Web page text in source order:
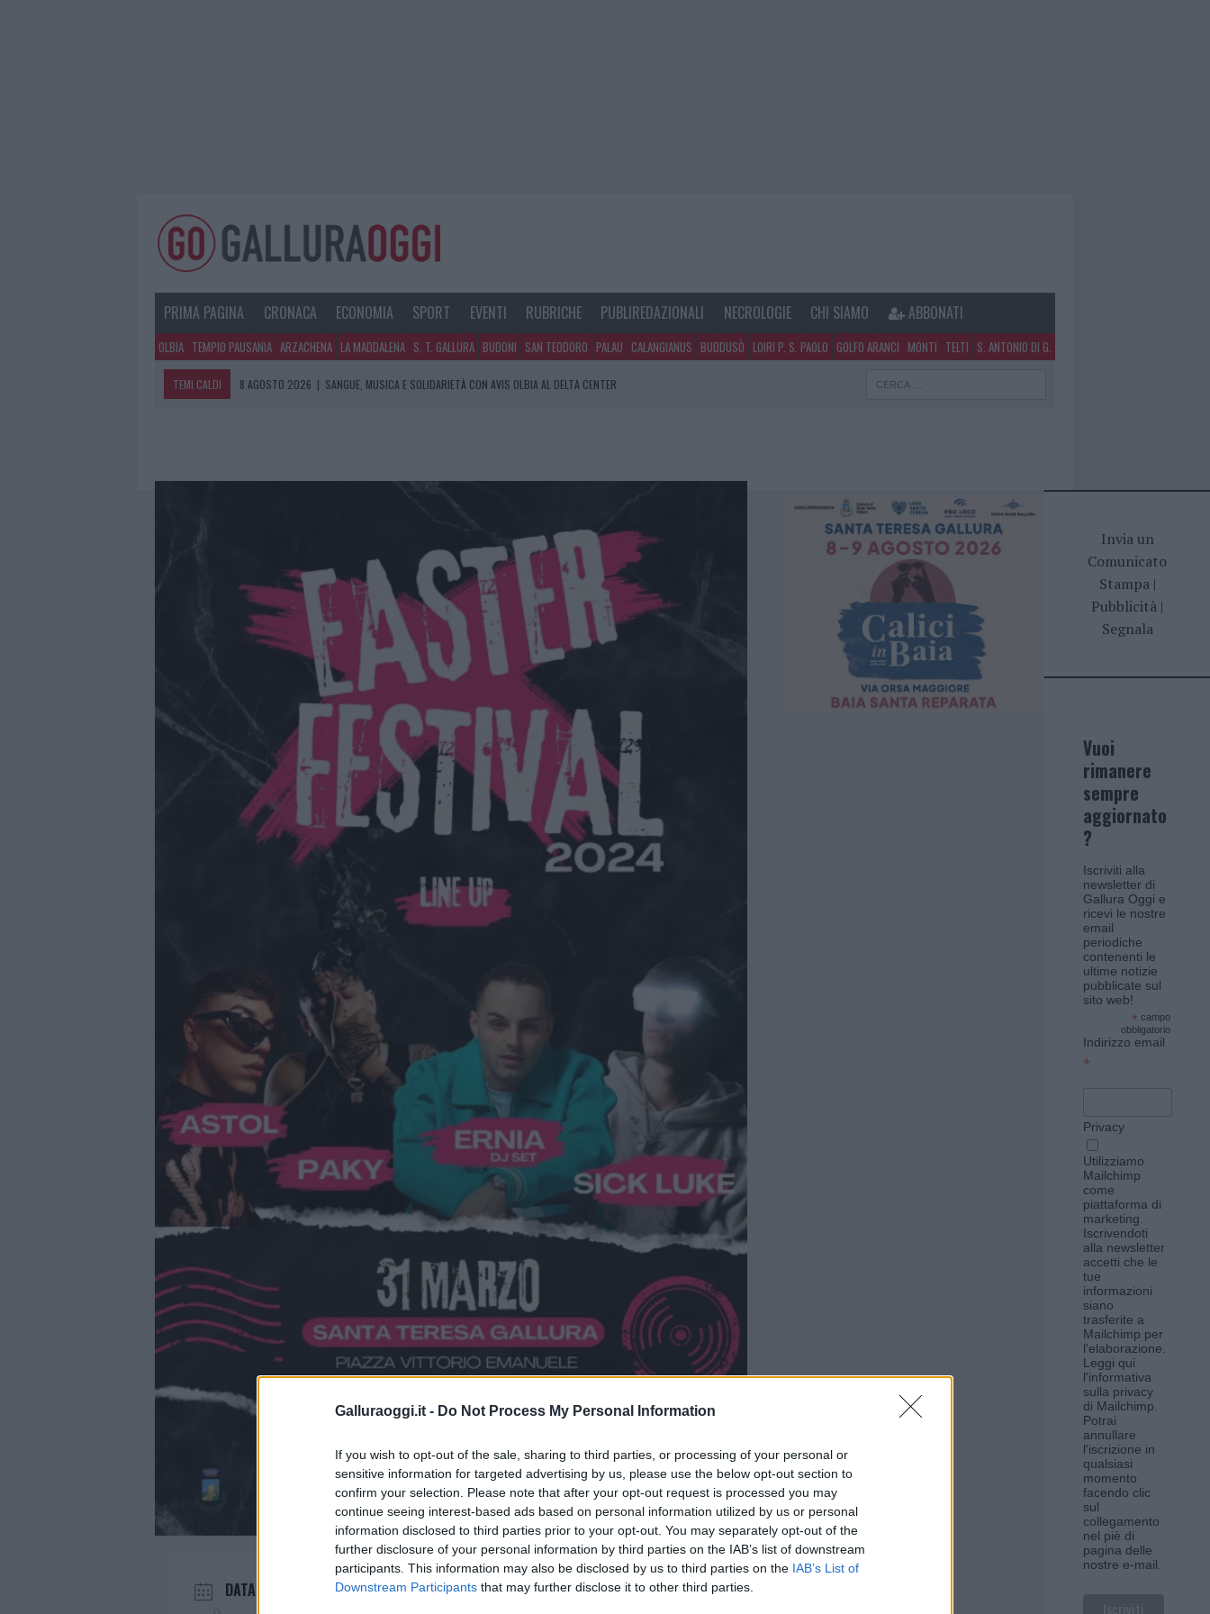
Galluraoggi.it - Do Not Process My Personal Information
If you wish to opt-out of the sale, sharing to third parties, or processing of your personal or
sensitive information for targeted advertising by us, please use the below opt-out section to
confirm your selection. Please note that after your opt-out request is processed you may
continue seeing interest-based ads based on personal information utilized by us or personal
information disclosed to third parties prior to your opt-out. You may separately opt-out of the
further disclosure of your personal information by third parties on the IAB’s list of downstream
participants. This information may also be disclosed by us to third parties on the IAB’s List of
Downstream Participants that may further disclose it to other third parties.
PRIMA PAGINA CRONACA ECONOMIA SPORT EVENTI RUBRICHE PUBLIREDAZIONALI NECROLOGIE CHI SIAMO ABBONATI
OLBIA TEMPIO PAUSANIA ARZACHENA LA MADDALENA S. T. GALLURA BUDONI SAN TEODORO PALAU CALANGIANUS BUDDUSÒ LOIRI P. S. PAOLO GOLFO ARANCI MONTI TELTI S. ANTONIO DI G.
TEMI CALDI 8 AGOSTO 2026 | SANGUE, MUSICA E SOLIDARIETÀ CON AVIS OLBIA AL DELTA CENTER
DATA ORA
Invia un
Comunicato
Stampa|
Pubblicità |
Segnala
Vuoi
rimanere
sempre
aggiornato
?
Iscriviti alla
newsletter di
Gallura Oggi e
ricevi le nostre
email
periodiche
contenenti le
ultime notizie
pubblicate sul
sito web!
* campo
obbligatorio
Indirizzo email
*
Privacy
Utilizziamo
Mailchimp
come
piattaforma di
marketing.
Iscrivendoti
alla newsletter
accetti che le
tue
informazioni
siano
trasferite a
Mailchimp per
l'elaborazione.
Leggi qui
l'informativa
sulla privacy
di Mailchimp.
Potrai
annullare
l'iscrizione in
qualsiasi
momento
facendo clic
sul
collegamento
nel piè di
pagina delle
nostre e-mail.